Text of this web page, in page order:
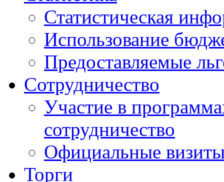
Статистическая
Использование
Предоставляемые
Сотрудничество
Участие в
сотрудничество
Официальные
Торги